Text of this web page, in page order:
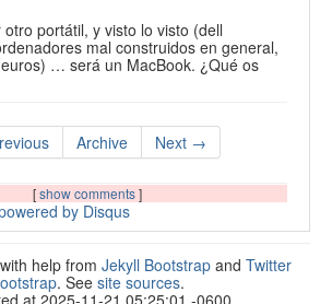
portátil, y visto lo visto (dell
mal construidos en general,
euros) … será un MacBook. ¿Qué os
Archive Next →
[show comments]
by Disqus
help from Jekyll Bootstrapand Twitter
. See site sources.
at 2025-11-21 05:25:01 -0600